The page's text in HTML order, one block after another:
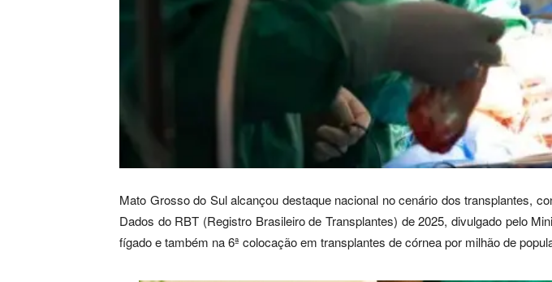
Mato Grosso do Sul alcançou destaque nacional no cenário dos transplantes,
Dados do RBT (Registro Brasileiro de Transplantes) de 2025, divulgado pelo
fígado e também na 6ª colocação em transplantes de córnea por milhão de